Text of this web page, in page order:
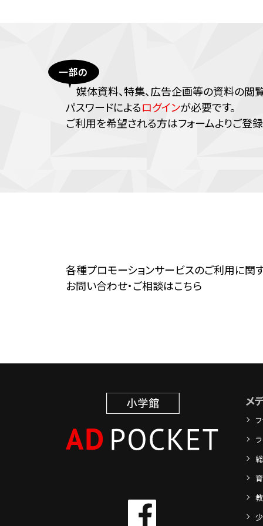
媒体資料、特集、広告企画等の資料の閲
パスワードによるログインが必要です。
ご利⽤を希望される⽅はフォームよりご登録
各種プロモーションサービスのご利用に関
お問い合わせ・ご相談はこちら
メ